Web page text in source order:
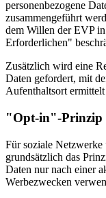
personenbezogene
zusammengeführt
dem Willen der EVP
Erforderlichen"
Zusätzlich wird eine
Daten gefordert, mit
Aufenthaltsort
"Opt-in"-Prinzip
Für soziale
grundsätzlich das
Daten nur nach einer
Werbezwecken